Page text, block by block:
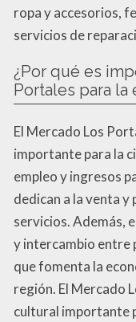
ropa y accesorios,
servicios de
¿Por qué es
Portales para la
El Mercado Los
importante para la
empleo y ingresos
dedican a la venta
servicios. Además,
y intercambio entre
que fomenta la
región. El Mercado
cultural importante